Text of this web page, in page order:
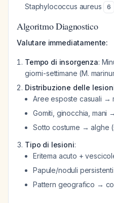
Staphylococcus aureus
6
Algoritmo Diagnostico
Valutare immediatamente:
Tempo di insorgenza:
giorni-settimane (M.
Distribuzione delle
Aree esposte casuali →
Gomiti, ginocchia, mani
Sotto costume → alghe
Tipo di lesioni:
Eritema acuto +
Papule/noduli
Pattern geografico →